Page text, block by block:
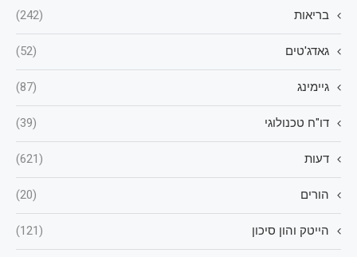
בריאות (242)
גאדג'טים (52)
גיימינג (87)
דו"ח טכנולוגי (39)
דעות (621)
הורים (20)
הייטק והון סיכון (121)